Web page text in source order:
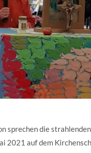
sprechen die
2021 auf dem